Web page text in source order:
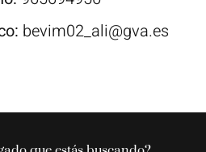
bevim02_ali@gva.es